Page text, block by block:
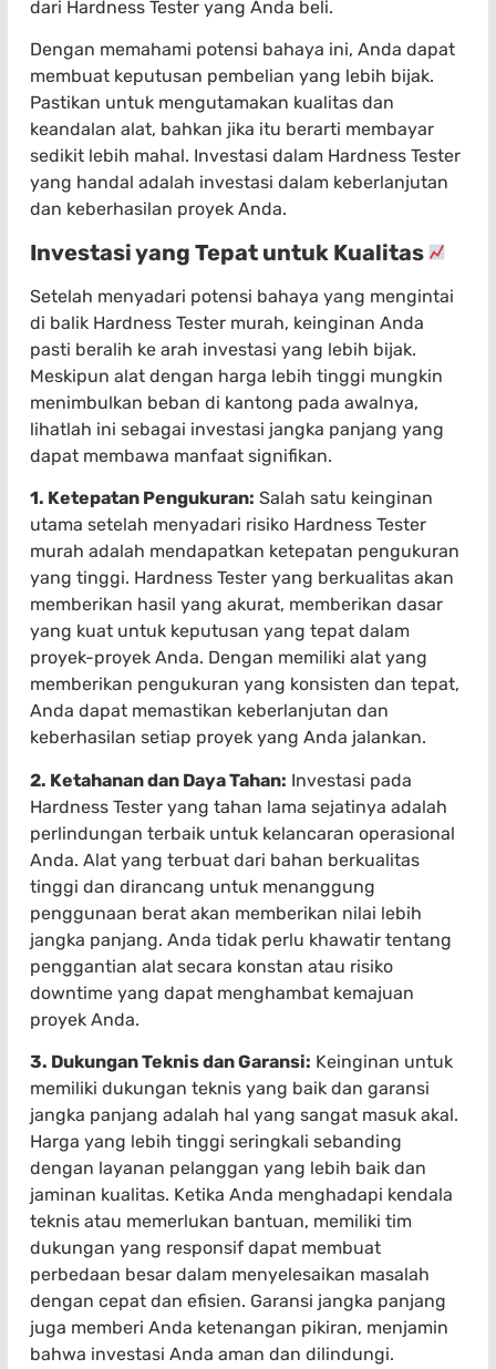
dari Hardness Tester yang Anda beli.
Dengan memahami potensi bahaya ini, Anda dapat
membuat keputusan pembelian yang lebih bijak.
Pastikan untuk mengutamakan kualitas dan
keandalan alat, bahkan jika itu berarti membayar
sedikit lebih mahal. Investasi dalam Hardness Tester
yang handal adalah investasi dalam keberlanjutan
dan keberhasilan proyek Anda.
Investasi yang Tepat untuk Kualitas
Setelah menyadari potensi bahaya yang mengintai
di balik Hardness Tester murah, keinginan Anda
pasti beralih ke arah investasi yang lebih bijak.
Meskipun alat dengan harga lebih tinggi mungkin
menimbulkan beban di kantong pada awalnya,
lihatlah ini sebagai investasi jangka panjang yang
dapat membawa manfaat signifikan.
1. Ketepatan Pengukuran: Salah satu keinginan
utama setelah menyadari risiko Hardness Tester
murah adalah mendapatkan ketepatan pengukuran
yang tinggi. Hardness Tester yang berkualitas akan
memberikan hasil yang akurat, memberikan dasar
yang kuat untuk keputusan yang tepat dalam
proyek-proyek Anda. Dengan memiliki alat yang
memberikan pengukuran yang konsisten dan tepat,
Anda dapat memastikan keberlanjutan dan
keberhasilan setiap proyek yang Anda jalankan.
2. Ketahanan dan Daya Tahan: Investasi pada
Hardness Tester yang tahan lama sejatinya adalah
perlindungan terbaik untuk kelancaran operasional
Anda. Alat yang terbuat dari bahan berkualitas
tinggi dan dirancang untuk menanggung
penggunaan berat akan memberikan nilai lebih
jangka panjang. Anda tidak perlu khawatir tentang
penggantian alat secara konstan atau risiko
downtime yang dapat menghambat kemajuan
proyek Anda.
3. Dukungan Teknis dan Garansi: Keinginan untuk
memiliki dukungan teknis yang baik dan garansi
jangka panjang adalah hal yang sangat masuk akal.
Harga yang lebih tinggi seringkali sebanding
dengan layanan pelanggan yang lebih baik dan
jaminan kualitas. Ketika Anda menghadapi kendala
teknis atau memerlukan bantuan, memiliki tim
dukungan yang responsif dapat membuat
perbedaan besar dalam menyelesaikan masalah
dengan cepat dan efisien. Garansi jangka panjang
juga memberi Anda ketenangan pikiran, menjamin
bahwa investasi Anda aman dan dilindungi.